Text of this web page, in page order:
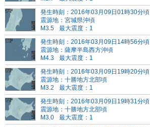
発生時刻：2016年03月09日01時30分頃
震源地：宮城県沖頃
M3.5
最大震度：1
発生時刻：2016年03月09日14時56分頃
震源地：薩摩半島西方沖頃
M4.3
最大震度：1
発生時刻：2016年03月09日19時20分頃
震源地：十勝地方北部頃
M3.2
最大震度：1
発生時刻：2016年03月09日19時31分頃
震源地：十勝地方北部頃
M3.0
最大震度：1